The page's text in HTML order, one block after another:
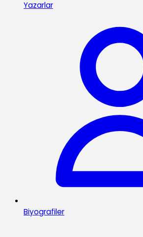
Yazarlar
Biyografiler